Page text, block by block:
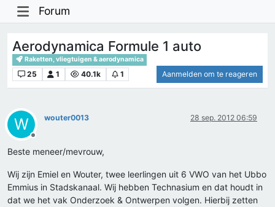
Forum
Aerodynamica Formule 1 auto
Raketten, vliegtuigen & aerodynamica
25 1 40.1k 1 Aanmelden om te reageren
W
Offline
wouter0013 28 sep. 2012 06:59
Beste meneer/mevrouw,
Wij zijn Emiel en Wouter, twee leerlingen uit 6 VWO van het Ubbo
Emmius in Stadskanaal. Wij hebben Technasium en dat houdt in
dat we het vak Onderzoek & Ontwerpen volgen. Hierbij zetten